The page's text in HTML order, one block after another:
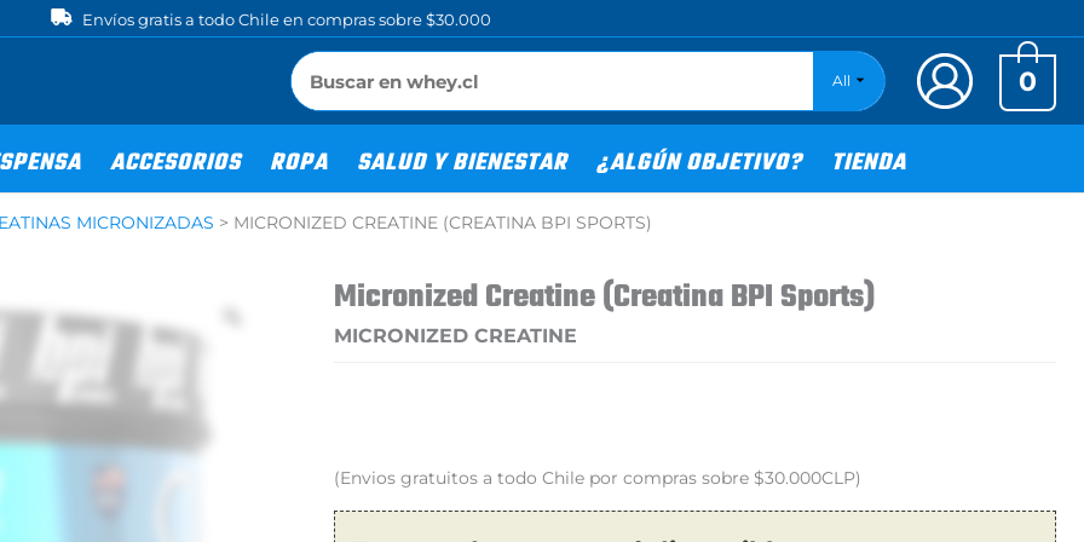
Envíos gratis a todo Chile en compras sobre $30.000
All 0
ACCESORIOS ROPA SALUD Y BIENESTAR ¿ALGÚN OBJETIVO? TIENDA
MICRONIZADAS > MICRONIZED CREATINE (CREATINA BPI SPORTS)
Micronized Creatine (Creatina BPI Sports)
MICRONIZED CREATINE
(Envios gratuitos a todo Chile por compras sobre $30.000CLP)